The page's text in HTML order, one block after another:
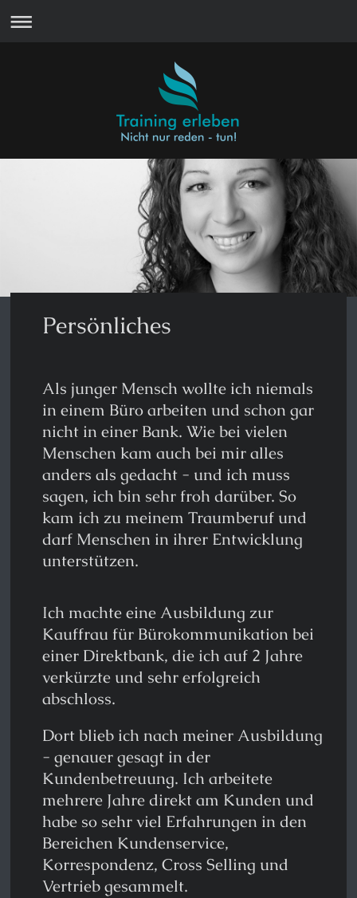
Persönliches
Als junger Mensch wollte ich niemals
in einem Büro arbeiten und schon gar
nicht in einer Bank. Wie bei vielen
Menschen kam auch bei mir alles
anders als gedacht - und ich muss
sagen, ich bin sehr froh darüber. So
kam ich zu meinem Traumberuf und
darf Menschen in ihrer Entwicklung
unterstützen.
Ich machte eine Ausbildung zur
Kauffrau für Bürokommunikation bei
einer Direktbank, die ich auf 2 Jahre
verkürzte und sehr erfolgreich
abschloss.
Dort blieb ich nach meiner Ausbildung
- genauer gesagt in der
Kundenbetreuung. Ich arbeitete
mehrere Jahre direkt am Kunden und
habe so sehr viel Erfahrungen in den
Bereichen Kundenservice,
Korrespondenz, Cross Selling und
Vertrieb gesammelt.